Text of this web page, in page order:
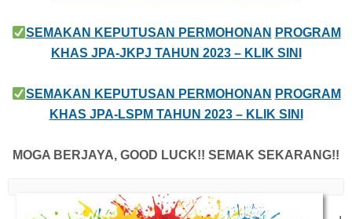
SEMAKAN KEPUTUSAN PERMOHONAN PROGRAM
KHAS JPA-JKPJ TAHUN 2023 – KLIK SINI
SEMAKAN KEPUTUSAN PERMOHONAN PROGRAM
KHAS JPA-LSPM TAHUN 2023 – KLIK SINI
MOGA BERJAYA, GOOD LUCK!! SEMAK SEKARANG!!